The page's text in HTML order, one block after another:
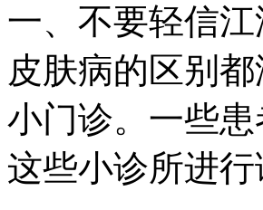
一、不要轻信
皮肤病的区别
小门诊。一些
这些小诊所进